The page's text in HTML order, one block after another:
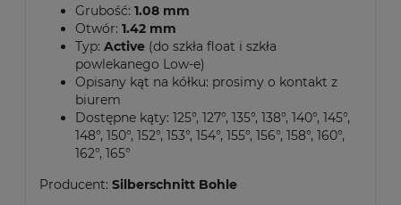
Grubość: 1.08 mm
Otwór: 1.42 mm
Typ: Active (do szkła float i szkła
powlekanego Low-e)
Opisany kąt na kółku: prosimy o kontakt z
biurem
Dostępne kąty: 125°, 127°, 135°, 138°, 140°, 145°,
148°, 150°, 152°, 153°, 154°, 155°, 156°, 158°, 160°,
162°, 165°
Producent: Silberschnitt Bohle